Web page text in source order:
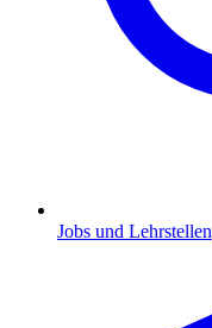
Jobs und Lehrstellen